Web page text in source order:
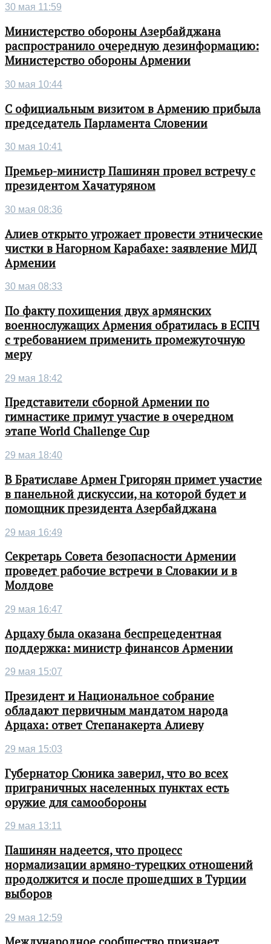
30 мая 11:59
Министерство обороны Азербайджана
распространило очередную дезинформацию:
Министерство обороны Армении
30 мая 10:44
С официальным визитом в Армению прибыла
председатель Парламента Словении
30 мая 10:41
Премьер-министр Пашинян провел встречу с
президентом Хачатуряном
30 мая 08:36
Алиев открыто угрожает провести этнические
чистки в Нагорном Карабахе: заявление МИД
Армении
30 мая 08:33
По факту похищения двух армянских
военнослужащих Армения обратилась в ЕСПЧ
с требованием применить промежуточную
меру
29 мая 18:42
Представители сборной Армении по
гимнастике примут участие в очередном
этапе World Challenge Cup
29 мая 18:40
В Братиславе Армен Григорян примет участие
в панельной дискуссии, на которой будет и
помощник президента Азербайджана
29 мая 16:49
Секретарь Совета безопасности Армении
проведет рабочие встречи в Словакии и в
Молдове
29 мая 16:47
Арцаху была оказана беспрецедентная
поддержка: министр финансов Армении
29 мая 15:07
Президент и Национальное собрание
обладают первичным мандатом народа
Арцаха: ответ Степанакерта Алиеву
29 мая 15:03
Губернатор Сюника заверил, что во всех
приграничных населенных пунктах есть
оружие для самообороны
29 мая 13:11
Пашинян надеется, что процесс
нормализации армяно-турецких отношений
продолжится и после прошедших в Турции
выборов
29 мая 12:59